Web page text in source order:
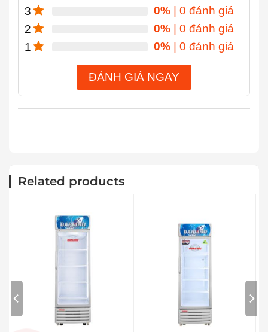
3
0% | 0 đánh giá
2
0% | 0 đánh giá
1
0% | 0 đánh giá
ĐÁNH GIÁ NGAY
Related products